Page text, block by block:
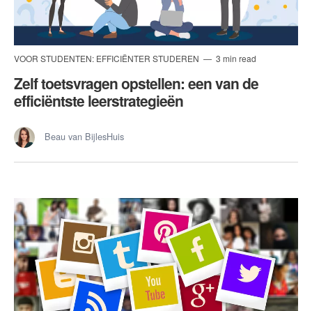
VOOR STUDENTEN: EFFICIËNTER STUDEREN 3 min read
Zelf toetsvragen opstellen: een van de
efficiëntste leerstrategieën
Beau van BijlesHuis